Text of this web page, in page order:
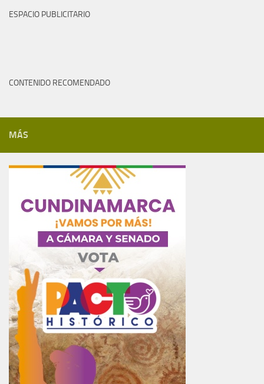
ESPACIO PUBLICITARIO
CONTENIDO RECOMENDADO
MÁS